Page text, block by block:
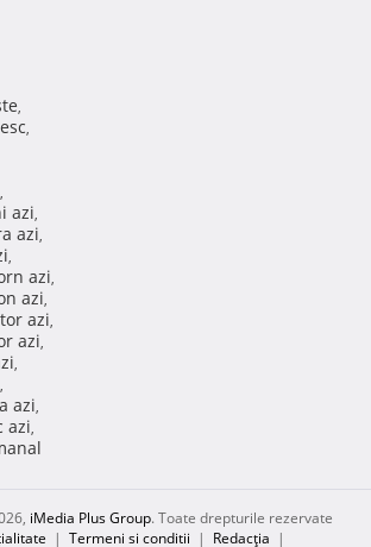
,
,
,
azi,
azi,
,
azi,
azi,
azi,
azi,
,
,
azi,
azi,
iMedia Plus Group. Toate drepturile rezervate
| Termeni si conditii | Redacţia |